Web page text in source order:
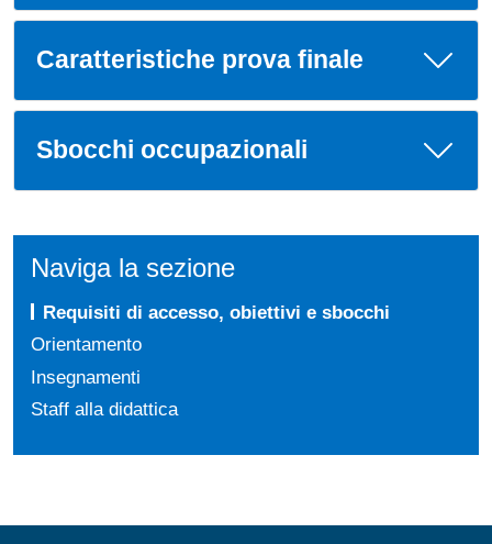
Caratteristiche prova finale
Sbocchi occupazionali
Naviga la sezione
Requisiti di accesso, obiettivi e sbocchi
Orientamento
Insegnamenti
Staff alla didattica